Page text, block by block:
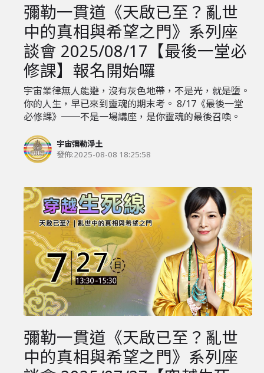
彌勒一貫道《天啟已至？亂世
中的真相與希望之門》系列座
談會 2025/08/17【最後一堂必
修課】報名開始囉
宇宙業律無人能避，沒有灰色地帶，不是光，就是墮。
你的人生，早已來到靈魂的期末考。 8/17《最後一堂
必修課》──不是一場講座，是你靈魂的最後召喚。
宇宙彌勒淨土
發佈:2025-08-08 18:25:58
彌勒一貫道《天啟已至？亂世
中的真相與希望之門》系列座